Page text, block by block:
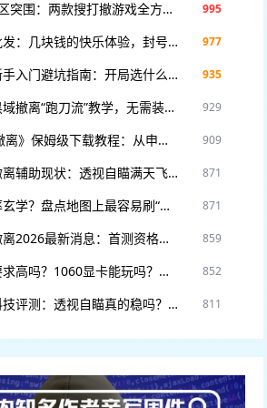
黑域撤离 vs 暗区突围：两款搜打撤游戏全方位对比，谁才是2025年版本之子？ 995
黑域撤离黑号批发：几块钱的快乐体验，封号不心疼，暴力测试专用！ 977
【黑域撤离】新手入门避坑指南：开局选什么职业？这3个错误千万别犯！ 935
零氪党福音！黑域撤离“跑刀流”教学，无需装备也能把把血赚撤离。 929
《PUBG: 黑域撤离》保姆级下载教程：从申请资格到进入游戏，看这一篇就够了！ 909
绝地求生黑域撤离辅助现状：透视自瞄满天飞？教你如何安全“科技”防封。 871
黑域撤离出金率玄学？盘点地图上最容易刷“大金”的5个隐藏点位！ 871
绝地求生黑域撤离2026最新消息：首测资格如何申请？官网预约入口在此。 859
黑域撤离配置要求高吗？1060显卡能玩吗？老电脑流畅运行设置教程。 852
黑域撤离辅助科技评测：透视自瞄真的稳吗？DMA硬件挂和软件挂怎么选 811